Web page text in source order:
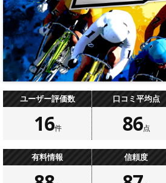
ユーザー評価数 口コミ平均点
16件 86点
有料情報 信頼度